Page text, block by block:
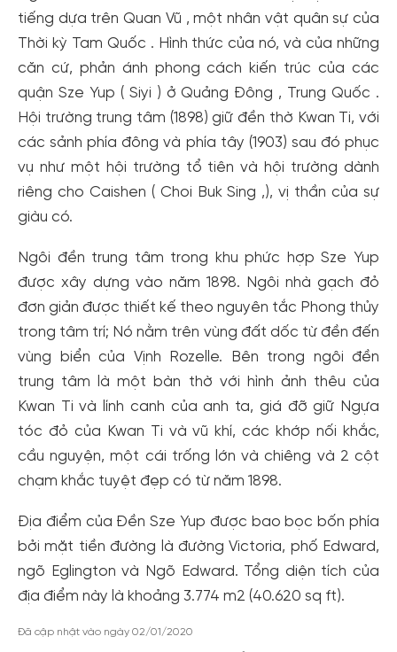
tiếng dựa trên Quan Vũ , một nhân vật quân sự của
Thời kỳ Tam Quốc . Hình thức của nó, và của những
căn cứ, phản ánh phong cách kiến ​​trúc của các
quận Sze Yup ( Siyi ) ở Quảng Đông , Trung Quốc .
Hội trường trung tâm (1898) giữ đền thờ Kwan Ti, với
các sảnh phía đông và phía tây (1903) sau đó phục
vụ như một hội trường tổ tiên và hội trường dành
riêng cho Caishen ( Choi Buk Sing ,), vị thần của sự
giàu có.
Ngôi đền trung tâm trong khu phức hợp Sze Yup
được xây dựng vào năm 1898. Ngôi nhà gạch đỏ
đơn giản được thiết kế theo nguyên tắc Phong thủy
trong tâm trí; Nó nằm trên vùng đất dốc từ đền đến
vùng biển của Vịnh Rozelle. Bên trong ngôi đền
trung tâm là một bàn thờ với hình ảnh thêu của
Kwan Ti và lính canh của anh ta, giá đỡ giữ Ngựa
tóc đỏ của Kwan Ti và vũ khí, các khớp nối khắc,
cầu nguyện, một cái trống lớn và chiêng và 2 cột
chạm khắc tuyệt đẹp có từ năm 1898.
Địa điểm của Đền Sze Yup được bao bọc bốn phía
bởi mặt tiền đường là đường Victoria, phố Edward,
ngõ Eglington và Ngõ Edward. Tổng diện tích của
địa điểm này là khoảng 3.774 m2 (40.620 sq ft).
Đã cập nhật vào ngày 02/01/2020
đãi!
Tạo tài khoản để có thểnhận ngay các ưu đãihấp dẫn
dành cho thành viên đến từ các đối tác của Gody.vn dành
cho cộng đồng.
Đăng ký
Hoặc đăng nhập bằng
Đăng nhập Facebook
Đăng nhập Google